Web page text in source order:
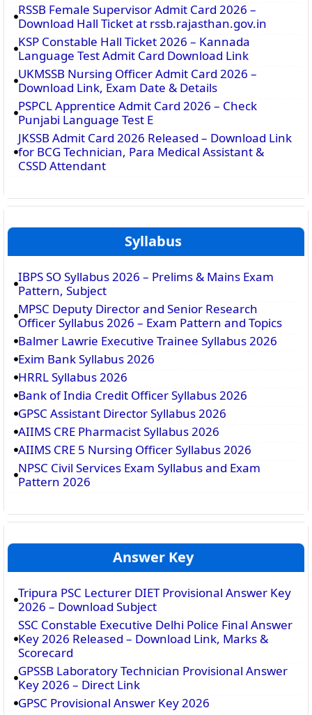
RSSB Female Supervisor Admit Card 2026 –
Download Hall Ticket at rssb.rajasthan.gov.in
KSP Constable Hall Ticket 2026 – Kannada
Language Test Admit Card Download Link
UKMSSB Nursing Officer Admit Card 2026 –
Download Link, Exam Date & Details
PSPCL Apprentice Admit Card 2026 – Check
Punjabi Language Test E
JKSSB Admit Card 2026 Released – Download Link
for BCG Technician, Para Medical Assistant &
CSSD Attendant
Syllabus
IBPS SO Syllabus 2026 – Prelims & Mains Exam
Pattern, Subject
MPSC Deputy Director and Senior Research
Officer Syllabus 2026 – Exam Pattern and Topics
Balmer Lawrie Executive Trainee Syllabus 2026
Exim Bank Syllabus 2026
HRRL Syllabus 2026
Bank of India Credit Officer Syllabus 2026
GPSC Assistant Director Syllabus 2026
AIIMS CRE Pharmacist Syllabus 2026
AIIMS CRE 5 Nursing Officer Syllabus 2026
NPSC Civil Services Exam Syllabus and Exam
Pattern 2026
Answer Key
Tripura PSC Lecturer DIET Provisional Answer Key
2026 – Download Subject
SSC Constable Executive Delhi Police Final Answer
Key 2026 Released – Download Link, Marks &
Scorecard
GPSSB Laboratory Technician Provisional Answer
Key 2026 – Direct Link
GPSC Provisional Answer Key 2026